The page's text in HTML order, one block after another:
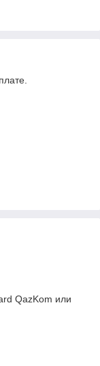
QazKom или